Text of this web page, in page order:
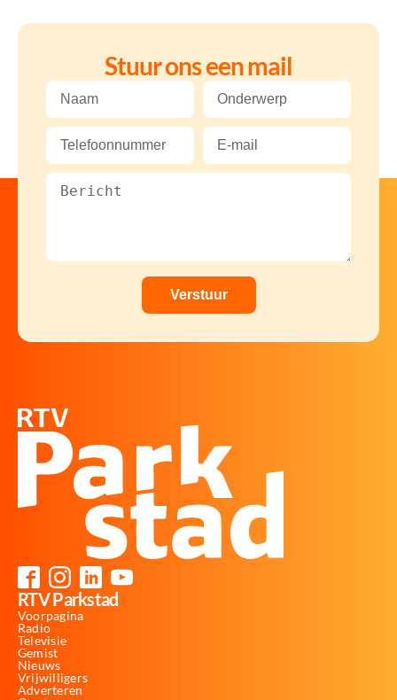
Stuur ons een mail
RTV Parkstad
Voorpagina
Radio
Televisie
Gemist
Nieuws
Vrijwilligers
Adverteren